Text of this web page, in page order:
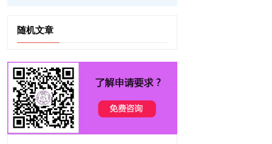
随机文章